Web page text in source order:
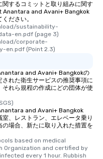
するコミットと取り組みに関す
Anantara and Avani+ Bangkok
ださい。
sustainability-
en.pdf (page 3)
corporate-
en.pdf (Point 2.3)
and Avani+ Bangkokの
れた衛生サービスの推奨事項に
れら規程の作成にどの団体が使
and Avani+ Bangkok
、レストラン、エレベータ乗り
場合、新たに取り入れた措置を
based on medical
Organization and certified by
every 1 hour. Rubbish